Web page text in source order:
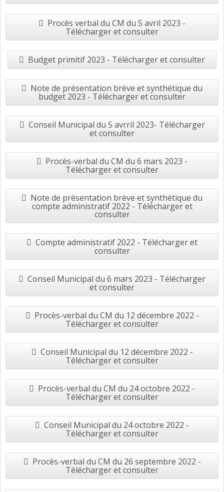
Procès verbal du CM du 5 avril 2023 -
Télécharger et consulter
Budget primitif 2023 - Télécharger et consulter
Note de présentation brève et synthétique du
budget 2023 - Télécharger et consulter
Conseil Municipal du 5 avrril 2023- Télécharger
et consulter
Procès-verbal du CM du 6 mars 2023 -
Télécharger et consulter
Note de présentation brève et synthétique du
compte administratif 2022 - Télécharger et
consulter
Compte administratif 2022 - Télécharger et
consulter
Conseil Municipal du 6 mars 2023 - Télécharger
et consulter
Procès-verbal du CM du 12 décembre 2022 -
Télécharger et consulter
Conseil Municipal du 12 décembre 2022 -
Télécharger et consulter
Procès-verbal du CM du 24 octobre 2022 -
Télécharger et consulter
Conseil Municipal du 24 octobre 2022 -
Télécharger et consulter
Procès-verbal du CM du 26 septembre 2022 -
Télécharger et consulter